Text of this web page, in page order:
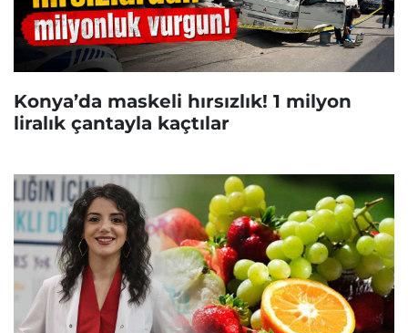
Konya’da maskeli hırsızlık! 1 milyon
liralık çantayla kaçtılar